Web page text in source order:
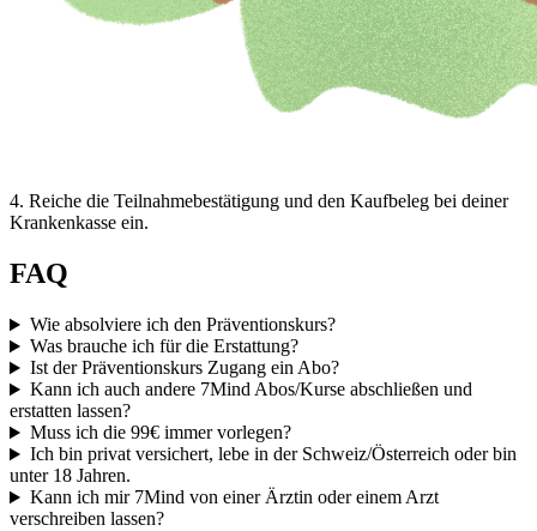
4. Reiche die Teilnahmebestätigung und den Kaufbeleg bei deiner
Krankenkasse ein.
FAQ
Wie absolviere ich den Präventionskurs?
Was brauche ich für die Erstattung?
Ist der Präventionskurs Zugang ein Abo?
Kann ich auch andere 7Mind Abos/Kurse abschließen und
erstatten lassen?
Muss ich die 99€ immer vorlegen?
Ich bin privat versichert, lebe in der Schweiz/Österreich oder bin
unter 18 Jahren.
Kann ich mir 7Mind von einer Ärztin oder einem Arzt
verschreiben lassen?